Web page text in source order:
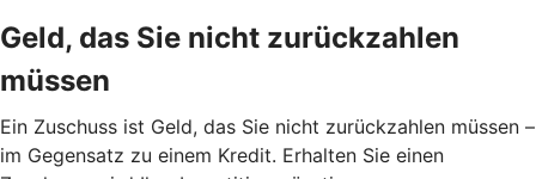
Geld, das Sie nicht zurückzahlen
müssen
Ein Zuschuss ist Geld, das Sie nicht zurückzahlen müssen –
im Gegensatz zu einem Kredit. Erhalten Sie einen